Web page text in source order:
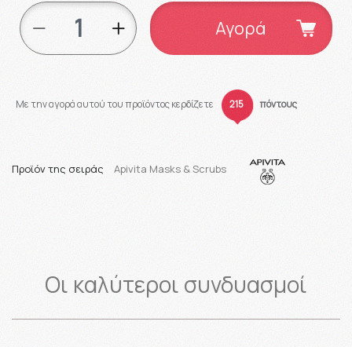
Αγορά
Με την αγορά αυτού του προϊόντος κερδίζετε 215 πόντους
Προϊόν της σειράς Apivita Masks & Scrubs
Οι καλύτεροι συνδυασμοί